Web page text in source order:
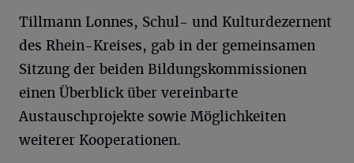
Tillmann Lonnes, Schul- und Kulturdezernent
des Rhein-Kreises, gab in der gemeinsamen
Sitzung der beiden Bildungskommissionen
einen Überblick über vereinbarte
Austauschprojekte sowie Möglichkeiten
weiterer Kooperationen.